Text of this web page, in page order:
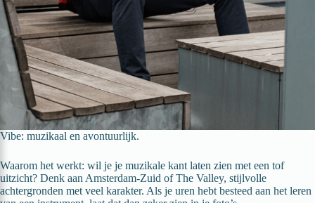
Vibe: muzikaal en avontuurlijk.
Waarom het werkt: wil je je muzikale kant laten zien met een tof
uitzicht? Denk aan Amsterdam-Zuid of The Valley, stijlvolle
achtergronden met veel karakter. Als je uren hebt besteed aan het leren